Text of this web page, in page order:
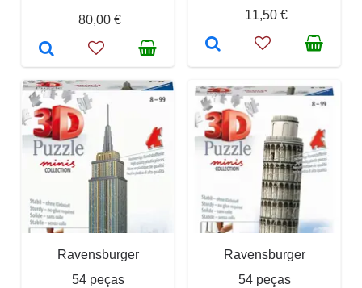
80,00 €
11,50 €
Ravensburger
54 peças
Ravensburger
54 peças